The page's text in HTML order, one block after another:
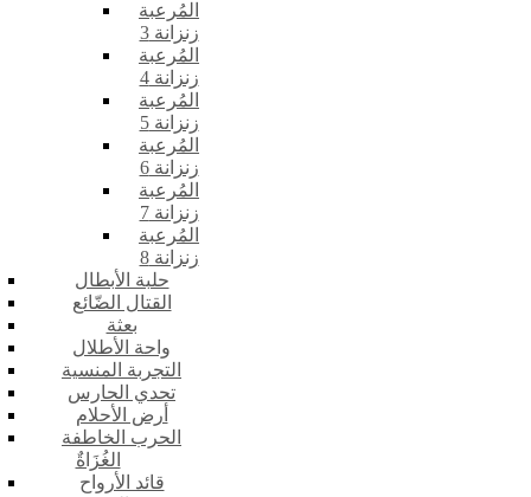
المُرعبة
زنزانة 3
المُرعبة
زنزانة 4
المُرعبة
زنزانة 5
المُرعبة
زنزانة 6
المُرعبة
زنزانة 7
المُرعبة
زنزانة 8
حلبة الأبطال
القتال الضّائع
بعثة
واحة الأطلال
التجربة المنسية
تحدي الحارس
أرض الأحلام
الحرب الخاطفة
الغُزَاةٌ
قائد الأرواح